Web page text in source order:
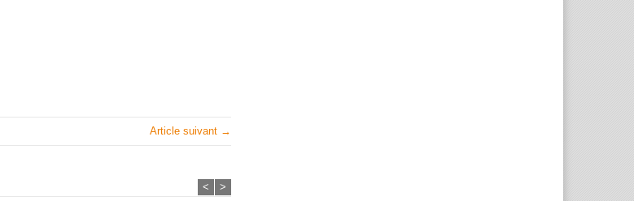
Article suivant →
< >